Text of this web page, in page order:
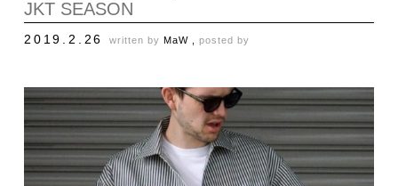
JKT SEASON
2019.2.26 written by MaW , posted by